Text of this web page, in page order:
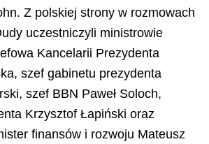
Z polskiej strony w rozmowach
uczestniczyli ministrowie
Kancelarii Prezydenta
szef gabinetu prezydenta
szef BBN Paweł Soloch,
Krzysztof Łapiński oraz
finansów i rozwoju Mateusz